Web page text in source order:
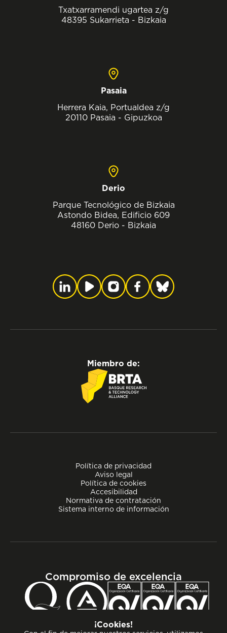
Txatxarramendi ugartea z/g
48395 Sukarrieta - Bizkaia
Pasaia
Herrera Kaia, Portualdea z/g
20110 Pasaia - Gipuzkoa
Derio
Parque Tecnológico de Bizkaia
Astondo Bidea, Edificio 609
48160 Derio - Bizkaia
Política de privacidad
Aviso legal
Política de cookies
Accesibilidad
Normativa de contratación
Sistema interno de información
Miembro de:
Compromiso de excelencia
¡Cookies!